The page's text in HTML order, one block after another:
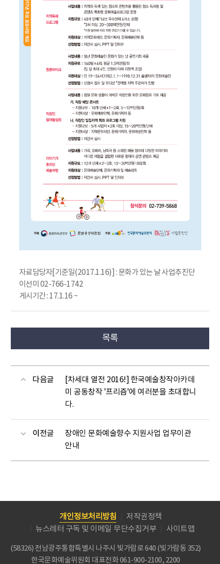
자료담당자[기준일(2017.1.16)] : 문화가 있는 날 사업추진단
이선미 02-766-1742
게시기간 : 17.1.16 ~
목록
다음글
[차세대 열전 2016!] 한국예술창작아카데
미 공동창작 '프리즘'에 여러분을 초대합니
다.
이전글
장애인 문화예술향수 지원사업 업무이관
안내
개인정보처리방침
저작권정책
뉴스레터 구독 및 이메일 무단수집거부
사이트맵
(58326) 전남광주통합특별시 나주시 빛가람로 640 (빛가람동 352)
한국문화예술위원회 대표전화 061-900-2100, 2200